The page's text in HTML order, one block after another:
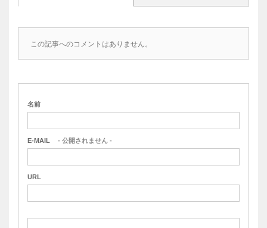
この記事へのコメントはありません。
名前
E-MAIL - 公開されません -
URL